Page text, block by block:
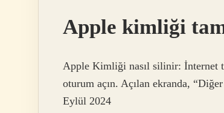
Apple kimliği
Apple Kimliği nasıl silinir: İnternet
oturum açın. Açılan ekranda,
Eylül 2024